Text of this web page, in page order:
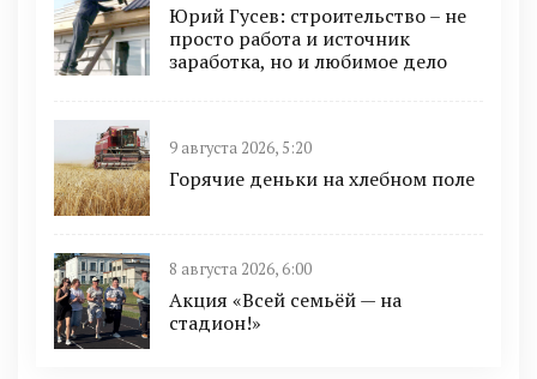
Юрий Гусев: строительство – не
просто работа и источник
заработка, но и любимое дело
9 августа 2026, 5:20
Горячие деньки на хлебном поле
8 августа 2026, 6:00
Акция «Всей семьёй — на
стадион!»